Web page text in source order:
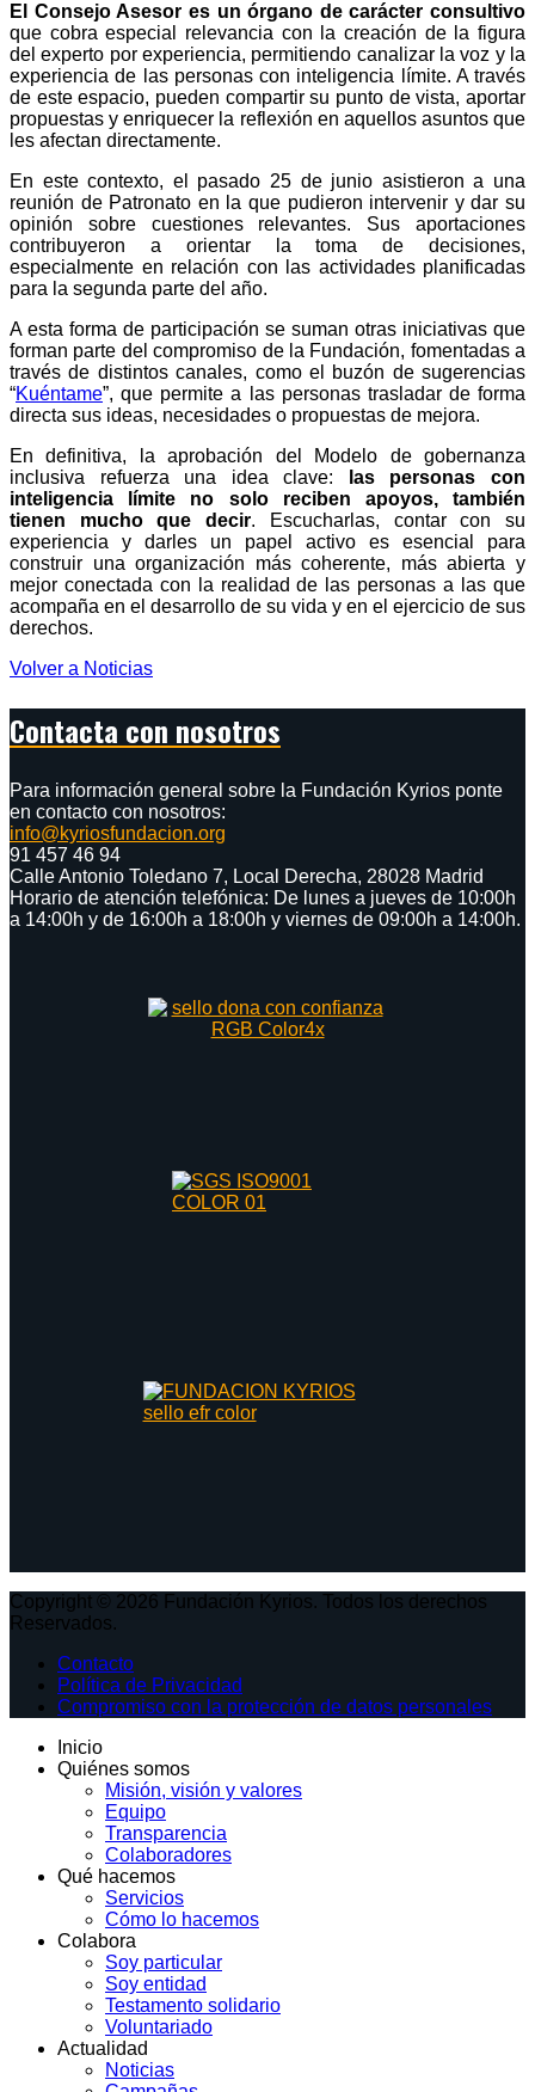
El Consejo Asesor es un órgano de carácter consultivo
que cobra especial relevancia con la creación de la figura
del experto por experiencia, permitiendo canalizar la voz y la
experiencia de las personas con inteligencia límite. A través
de este espacio, pueden compartir su punto de vista, aportar
propuestas y enriquecer la reflexión en aquellos asuntos que
les afectan directamente.
En este contexto, el pasado 25 de junio asistieron a una
reunión de Patronato en la que pudieron intervenir y dar su
opinión sobre cuestiones relevantes. Sus aportaciones
contribuyeron a orientar la toma de decisiones,
especialmente en relación con las actividades planificadas
para la segunda parte del año.
A esta forma de participación se suman otras iniciativas que
forman parte del compromiso de la Fundación, fomentadas a
través de distintos canales, como el buzón de sugerencias
“Kuéntame”, que permite a las personas trasladar de forma
directa sus ideas, necesidades o propuestas de mejora.
En definitiva, la aprobación del Modelo de gobernanza
inclusiva refuerza una idea clave:
las personas con
inteligencia límite no solo reciben apoyos, también
tienen mucho que decir. Escucharlas, contar con su
experiencia y darles un papel activo es esencial para
construir una organización más coherente, más abierta y
mejor conectada con la realidad de las personas a las que
acompaña en el desarrollo de su vida y en el ejercicio de sus
derechos.
Volver a Noticias
Contacta con nosotros
Para información general sobre la Fundación Kyrios ponte
en contacto con nosotros:
info@kyriosfundacion.org
91 457 46 94
Calle Antonio Toledano 7, Local Derecha, 28028 Madrid
Horario de atención telefónica: De lunes a jueves de 10:00h
a 14:00h y de 16:00h a 18:00h y viernes de 09:00h a 14:00h.
Copyright © 2026 Fundación Kyrios. Todos los derechos
Reservados.
Contacto
Política de Privacidad
Compromiso con la protección de datos personales
Inicio
Quiénes somos
Misión, visión y valores
Equipo
Transparencia
Colaboradores
Qué hacemos
Servicios
Cómo lo hacemos
Colabora
Soy particular
Soy entidad
Testamento solidario
Voluntariado
Actualidad
Noticias